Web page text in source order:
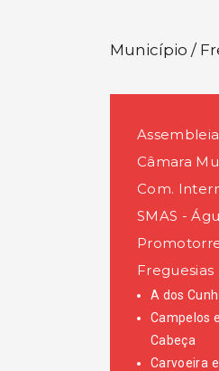
Município /
Câmara
Com.
SMAS -
Freguesias
A dos
Campelos
Cabeça
Carvoeira